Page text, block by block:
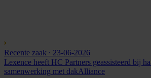
Recente zaak ⸱ 23-06-2026
Lexence heeft HC Partners geassisteerd bij
samenwerking met dakAlliance